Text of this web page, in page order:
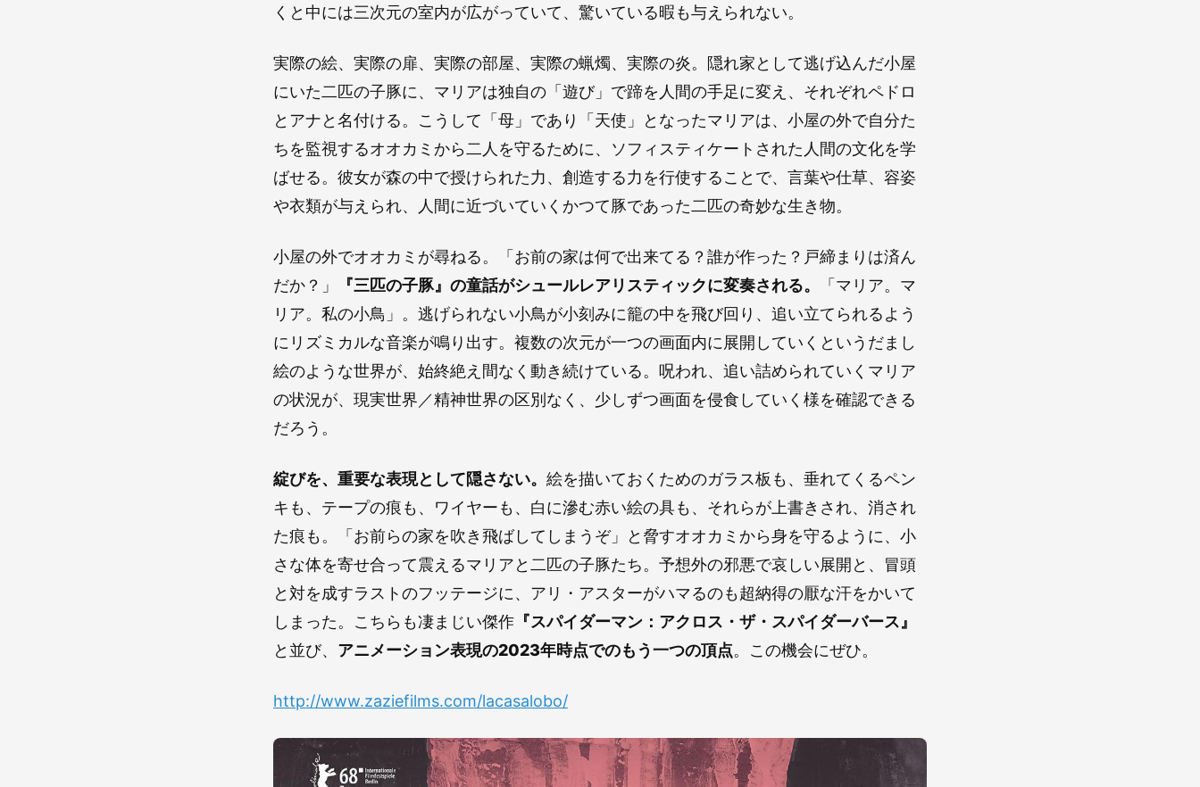
くと中には三次元の室内が広がっていて、驚いている暇も与えられない。
実際の絵、実際の扉、実際の部屋、実際の蝋燭、実際の炎。隠れ家として逃げ込んだ小屋
にいた二匹の子豚に、マリアは独自の「遊び」で蹄を人間の手足に変え、それぞれペドロ
とアナと名付ける。こうして「母」であり「天使」となったマリアは、小屋の外で自分た
ちを監視するオオカミから二人を守るために、ソフィスティケートされた人間の文化を学
ばせる。彼女が森の中で授けられた力、創造する力を行使することで、言葉や仕草、容姿
や衣類が与えられ、人間に近づいていくかつて豚であった二匹の奇妙な生き物。
小屋の外でオオカミが尋ねる。「お前の家は何で出来てる？誰が作った？戸締まりは済ん
だか？」
『三匹の子豚』の童話がシュールレアリスティックに変奏される。
「マリア。マ
リア。私の小鳥」。逃げられない小鳥が小刻みに籠の中を飛び回り、追い立てられるよう
にリズミカルな音楽が鳴り出す。複数の次元が一つの画面内に展開していくというだまし
絵のような世界が、始終絶え間なく動き続けている。呪われ、追い詰められていくマリア
の状況が、現実世界／精神世界の区別なく、少しずつ画面を侵食していく様を確認できる
だろう。
綻びを、重要な表現として隠さない。 絵を描いておくためのガラス板も、垂れてくるペン
キも、テープの痕も、ワイヤーも、白に滲む赤い絵の具も、それらが上書きされ、消され
た痕も。「お前らの家を吹き飛ばしてしまうぞ」と脅すオオカミから身を守るように、小
さな体を寄せ合って震えるマリアと二匹の子豚たち。予想外の邪悪で哀しい展開と、冒頭
と対を成すラストのフッテージに、アリ・アスターがハマるのも超納得の厭な汗をかいて
しまった。こちらも凄まじい傑作 『スパイダーマン：アクロス・ザ・スパイダーバース』
と並び、 アニメーション表現の2023年時点でのもう一つの頂点。この機会にぜひ。
http://www.zaziefilms.com/lacasalobo/